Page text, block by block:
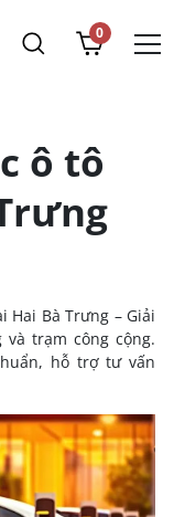
0
ô tô
Hai Bà Trưng – Giải
trạm công cộng.
hỗ trợ tư vấn